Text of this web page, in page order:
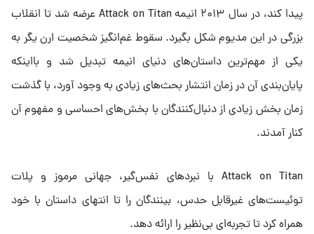
پیدا کند، در سال ۲۰۱۳ انیمه Attack on Titan عرضه شد تا انقلاب
بزرگی در این مدیوم شکل بگیرد. سقوط غم‌انگیز شخصیت ارن یگر به
یکی از مهم‌ترین داستان‌های دنیای انیمه تبدیل شد و بااینکه
پایان‌بندی آن در زمان انتشار بحث‌های زیادی به وجود آورد، با گذشت
زمان بخش زیادی از دنبال‌کنندگان با بخش‌های احساسی و مفهوم آن
کنار آمدند.
Attack on Titan با نبردهای نفس‌گیر، جهانی مرموز و پلات
توئیست‌های غیرقابل حدس، بینندگان را تا انتهای داستان با خود
همراه کرد تا تجربه‌ای بی‌نظیر را ارائه دهد.